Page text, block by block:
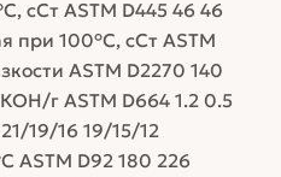
сСт ASTM D445 46 46
при 100°С, сСт ASTM
ASTM D2270 140
г ASTM D664 1.2 0.5
19/16 19/15/12
ASTM D92 180 226